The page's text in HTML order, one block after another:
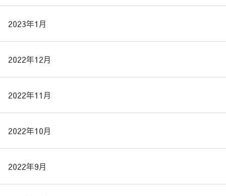
2023年1月
2022年12月
2022年11月
2022年10月
2022年9月